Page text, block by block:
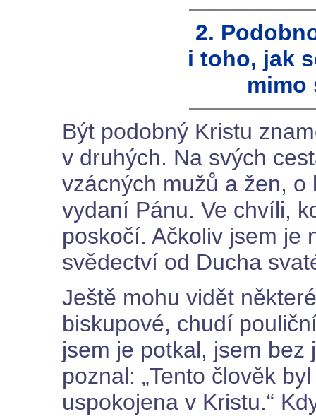
2.
i toho, jak
mimo
Být podobný Kristu
v druhých. Na svých
vzácných mužů a žen,
vydaní Pánu. Ve chvíli,
poskočí. Ačkoliv jsem je
svědectví od Ducha
Ještě mohu vidět
biskupové, chudí
jsem je potkal, jsem
poznal: „Tento člověk
uspokojena v Kristu.“